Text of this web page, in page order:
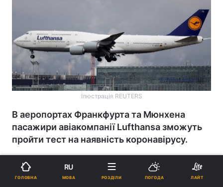
Ілюстрація REUTERS
В аеропортах Франкфурта та Мюнхена
пасажири авіакомпанії Lufthansa зможуть
пройти тест на наявність коронавірусу.
Реклама
ГОЛОВНА
RU
МОВА РОЗДІЛИ ПОГОДА ЛАЙТ